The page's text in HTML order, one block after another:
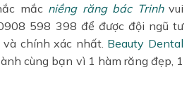
mắc niềng răng bác Trinhvui
598 398 để được đội ngũ tư
chính xác nhất. Beauty Dental
cùng bạn vì 1 hàm răng đẹp, 1